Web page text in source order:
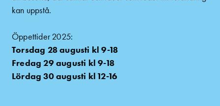
kan uppstå.
Öppettider 2025:
Torsdag 28 augusti kl 9-18
Fredag 29 augusti kl 9-18
Lördag 30 augusti kl 12-16